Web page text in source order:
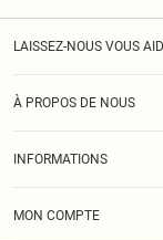
LAISSEZ-NOUS VOUS
À PROPOS DE NOUS
INFORMATIONS
MON COMPTE